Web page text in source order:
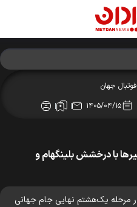
جهان
۱۴۰۵/۰۴/۱۵
با درخشش بلینگهام و
یک‌هشتم نهایی جام جهانی